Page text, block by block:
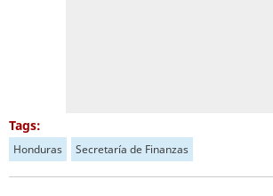
Tags:
Honduras Secretaría de Finanzas